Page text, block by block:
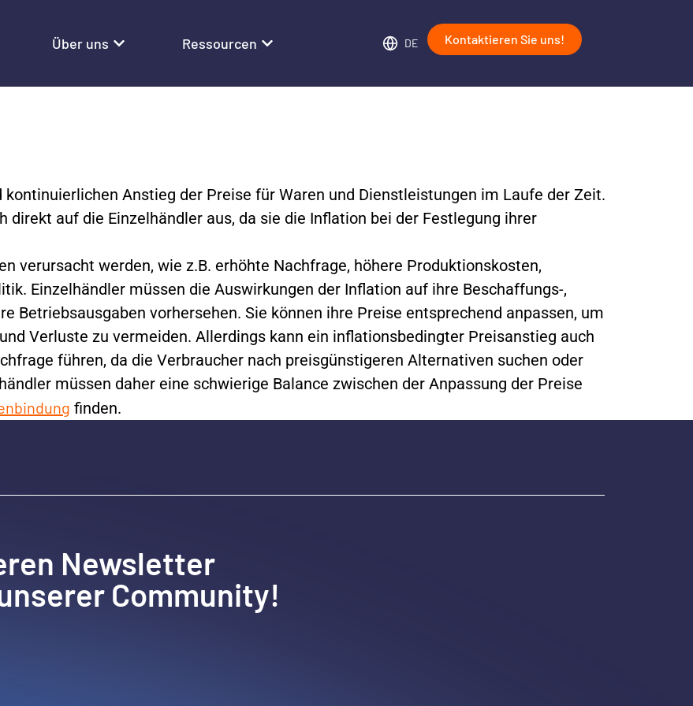
Über uns Ressourcen DE Kontaktieren Sie uns!
Anstieg der Preise für Waren und Dienstleistungen im Laufe der Zeit.
direkt auf die Einzelhändler aus, da sie die Inflation bei der Festlegung ihrer
verursacht werden, wie z.B. erhöhte Nachfrage, höhere Produktionskosten,
Einzelhändler müssen die Auswirkungen der Inflation auf ihre Beschaffungs-,
Betriebsausgaben vorhersehen. Sie können ihre Preise entsprechend anpassen, um
Verluste zu vermeiden. Allerdings kann ein inflationsbedingter Preisanstieg auch
führen, da die Verbraucher nach preisgünstigeren Alternativen suchen oder
müssen daher eine schwierige Balance zwischen der Anpassung der Preise
finden.
Newsletter
Community!